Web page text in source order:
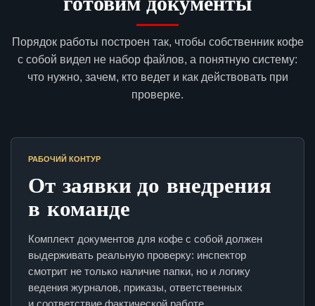
Порядок работы построен так, чтобы собственник кофе
с собой видел не набор файлов, а понятную систему:
что нужно, зачем, кто ведет и как действовать при
проверке.
РАБОЧИЙ КОНТУР
От заявки до внедрения
в команде
Комплект документов для кофе с собой должен
выдерживать реальную проверку: инспектор
смотрит не только наличие папки, но и логику
ведения журналов, приказы, ответственных
и соответствие фактической работе.